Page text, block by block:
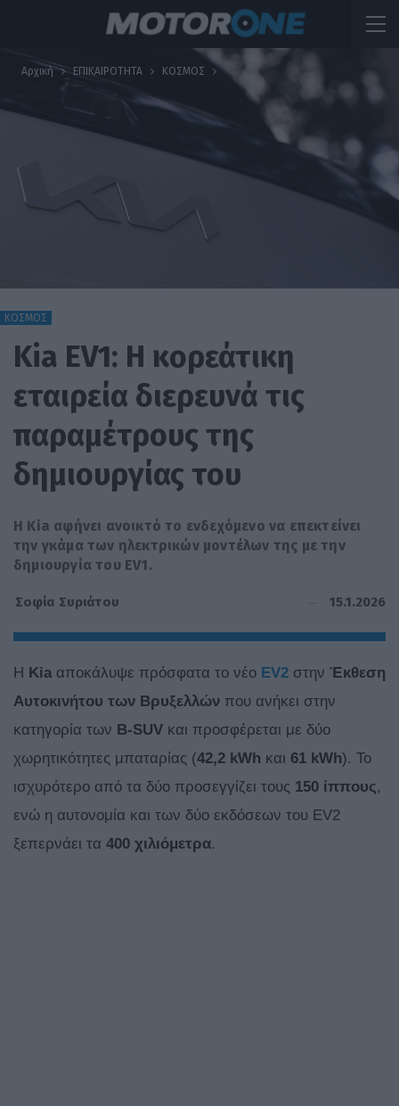
Αρχική ΕΠΙΚΑΙΡΟΤΗΤΑ ΚΟΣΜΟΣ
ΚΟΣΜΟΣ
Kia EV1: Η κορεάτικη
εταιρεία διερευνά τις
παραμέτρους της
δημιουργίας του
Η Kia αφήνει ανοικτό το ενδεχόμενο να επεκτείνει
την γκάμα των ηλεκτρικών μοντέλων της με την
δημιουργία του EV1.
Σοφία Συριάτου 15.1.2026
Η Kiaαποκάλυψε πρόσφατα το νέο EV2 στην Έκθεση
Αυτοκινήτου των Βρυξελλών που ανήκει στην
κατηγορία των B-SUV και προσφέρεται με δύο
χωρητικότητες μπαταρίας (42,2 kWh και 61 kWh). Το
ισχυρότερο από τα δύο προσεγγίζει τους 150 ίππους,
ενώ η αυτονομία και των δύο εκδόσεων του EV2
ξεπερνάει τα 400 χιλιόμετρα.